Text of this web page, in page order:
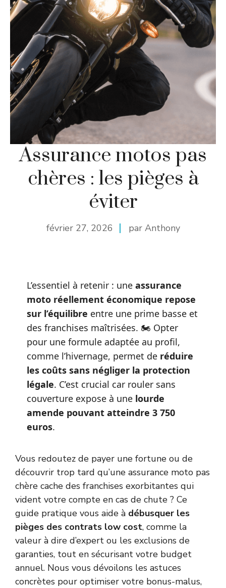
Assurance motos pas
chères : les pièges à
éviter
février 27, 2026 par Anthony
L’essentiel à retenir : une assurance
moto réellement économique repose
sur l’équilibre entre une prime basse et
des franchises maîtrisées. 🏍️ Opter
pour une formule adaptée au profil,
comme l’hivernage, permet de réduire
les coûts sans négliger la protection
légale. C’est crucial car rouler sans
couverture expose à une lourde
amende pouvant atteindre 3 750
euros.
Vous redoutez de payer une fortune ou de
découvrir trop tard qu’une assurance moto pas
chère cache des franchises exorbitantes qui
vident votre compte en cas de chute ? Ce
guide pratique vous aide à débusquer les
pièges des contrats low cost, comme la
valeur à dire d’expert ou les exclusions de
garanties, tout en sécurisant votre budget
annuel. Nous vous dévoilons les astuces
concrètes pour optimiser votre bonus-malus,